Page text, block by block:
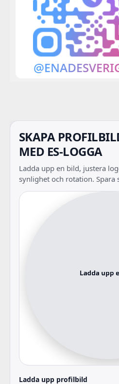
SKAPA
MED ES-LOGGA
Ladda upp en bild, justera
synlighet och rotation. Spara
Ladda upp profilbild